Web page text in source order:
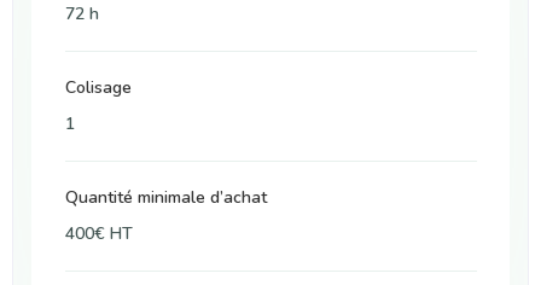
72 h
Colisage
1
Quantité minimale d’achat
400€ HT